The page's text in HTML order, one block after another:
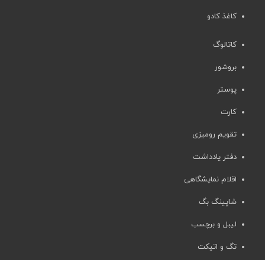
کاغذ کادو
کاتالوگ
بروشور
پوستر
کارت
تقویم رومیزی
دفتر یادداشت
اقلام نمایشگاهی
شاپینگ بگ
لیبل و برچسب
تگ و اتیکت